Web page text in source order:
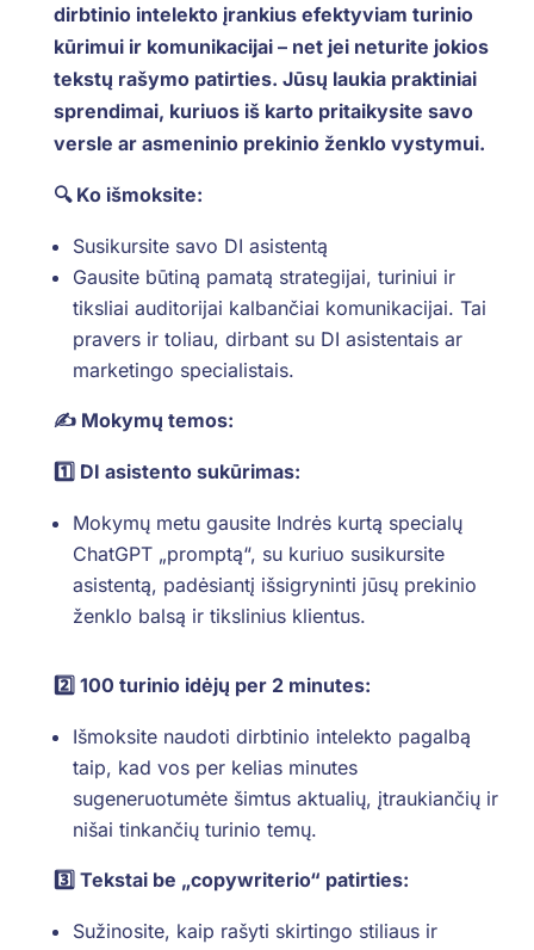
dirbtinio intelekto įrankius efektyviam turinio
kūrimui ir komunikacijai – net jei neturite jokios
tekstų rašymo patirties. Jūsų laukia praktiniai
sprendimai, kuriuos iš karto pritaikysite savo
versle ar asmeninio prekinio ženklo vystymui.
🔍 Ko išmoksite:
Susikursite savo DI asistentą
Gausite būtiną pamatą strategijai, turiniui ir
tiksliai auditorijai kalbančiai komunikacijai. Tai
pravers ir toliau, dirbant su DI asistentais ar
marketingo specialistais.
✍️ Mokymų temos:
1️⃣ DI asistento sukūrimas:
Mokymų metu gausite Indrės kurtą specialų
ChatGPT „promptą“, su kuriuo susikursite
asistentą, padėsiantį išsigryninti jūsų prekinio
ženklo balsą ir tikslinius klientus.
2️⃣ 100 turinio idėjų per 2 minutes:
Išmoksite naudoti dirbtinio intelekto pagalbą
taip, kad vos per kelias minutes
sugeneruotumėte šimtus aktualių, įtraukiančių ir
nišai tinkančių turinio temų.
3️⃣ Tekstai be „copywriterio“ patirties:
Sužinosite, kaip rašyti skirtingo stiliaus ir